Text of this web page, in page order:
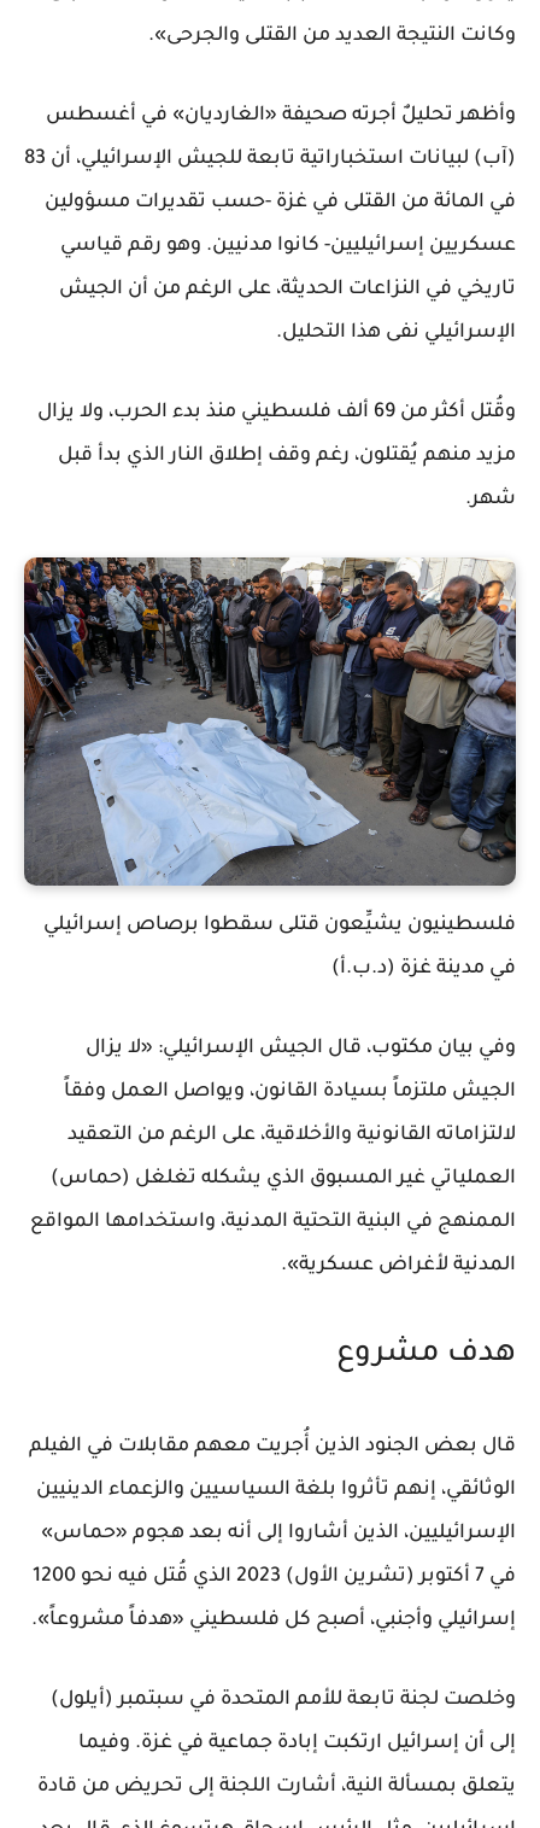
وكانت النتيجة العديد من القتلى والجرحى».
وأظهر تحليلٌ أجرته صحيفة «الغارديان» في أغسطس
(آب) لبيانات استخباراتية تابعة للجيش الإسرائيلي، أن 83
في المائة من القتلى في غزة -حسب تقديرات مسؤولين
عسكريين إسرائيليين- كانوا مدنيين. وهو رقم قياسي
تاريخي في النزاعات الحديثة، على الرغم من أن الجيش
الإسرائيلي نفى هذا التحليل.
وقُتل أكثر من 69 ألف فلسطيني منذ بدء الحرب، ولا يزال
مزيد منهم يُقتلون، رغم وقف إطلاق النار الذي بدأ قبل
شهر.
فلسطينيون يشيِّعون قتلى سقطوا برصاص إسرائيلي
في مدينة غزة (د.ب.أ)
وفي بيان مكتوب، قال الجيش الإسرائيلي: «لا يزال
الجيش ملتزماً بسيادة القانون، ويواصل العمل وفقاً
لالتزاماته القانونية والأخلاقية، على الرغم من التعقيد
العملياتي غير المسبوق الذي يشكله تغلغل (حماس)
الممنهج في البنية التحتية المدنية، واستخدامها المواقع
المدنية لأغراض عسكرية».
هدف مشروع
قال بعض الجنود الذين أُجريت معهم مقابلات في الفيلم
الوثائقي، إنهم تأثروا بلغة السياسيين والزعماء الدينيين
الإسرائيليين، الذين أشاروا إلى أنه بعد هجوم «حماس»
في 7 أكتوبر (تشرين الأول) 2023 الذي قُتل فيه نحو 1200
إسرائيلي وأجنبي، أصبح كل فلسطيني «هدفاً مشروعاً».
وخلصت لجنة تابعة للأمم المتحدة في سبتمبر (أيلول)
إلى أن إسرائيل ارتكبت إبادة جماعية في غزة. وفيما
يتعلق بمسألة النية، أشارت اللجنة إلى تحريض من قادة